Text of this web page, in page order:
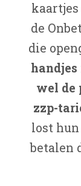
de
die
wel de
zzp-
lost
betalen